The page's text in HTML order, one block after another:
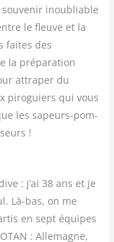
inou­bliable
le fleuve et la
faites des
la pré­pa­ra­tion
attra­per du
piro­guiers qui vous
les sapeurs-pom­
!
: j’ai 38 ans et je
Là-bas, on me
en sept équipes
: Alle­magne,